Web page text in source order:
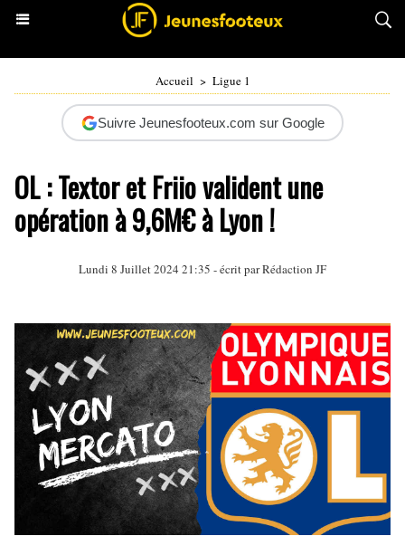
Accueil > Ligue 1
Suivre Jeunesfooteux.com sur Google
OL : Textor et Friio valident une
opération à 9,6M€ à Lyon !
Lundi 8 Juillet 2024 21:35 - écrit par Rédaction JF